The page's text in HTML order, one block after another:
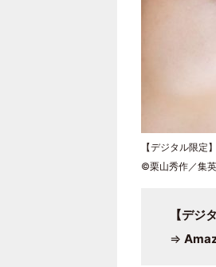
【デジタル限定
©栗山秀作／集
【デジ
⇒